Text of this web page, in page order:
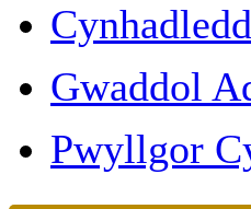
Gwaddol
Pwyllgor